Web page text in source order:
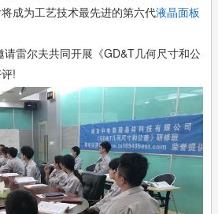
成为工艺技术最先进的第六代液晶面板
雷尔夫共同开展《GD&T几何尺寸和公
!